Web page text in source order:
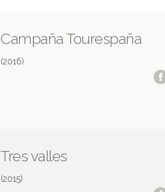
Campaña Tourespaña
(2016)
Tres valles
(2015)